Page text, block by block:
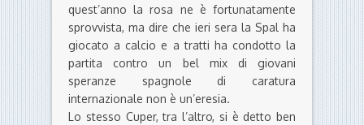
quest’anno la rosa ne è fortunatamente
sprovvista, ma dire che ieri sera la Spal ha
giocato a calcio e a tratti ha condotto la
partita contro un bel mix di giovani
speranze spagnole di caratura
internazionale non è un’eresia.
Lo stesso Cuper, tra l’altro, si è detto ben